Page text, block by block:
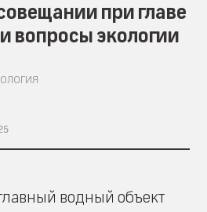
при главе
вопросы экологии
водный объект